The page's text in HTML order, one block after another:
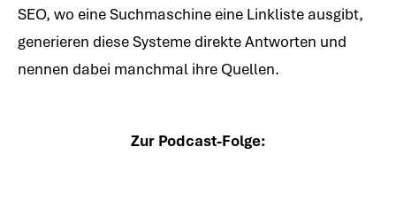
SEO, wo eine Suchmaschine eine Linkliste ausgibt,
generieren diese Systeme direkte Antworten und
nennen dabei manchmal ihre Quellen.
Zur Podcast-Folge: